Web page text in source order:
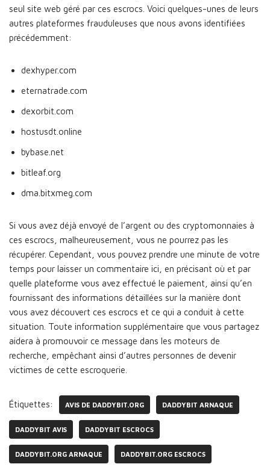
seul site web géré par ces escrocs. Voici quelques-unes de leurs
autres plateformes frauduleuses que nous avons identifiées
précédemment:
dexhyper.com
eternatrade.com
dexorbit.com
hostusdt.online
bybase.net
bitleaf.org
dma.bitxmeg.com
Si vous avez déjà envoyé de l’argent ou des cryptomonnaies à
ces escrocs, malheureusement, vous ne pourrez pas les
récupérer. Cependant, vous pouvez prendre une minute de votre
temps pour laisser un commentaire ici, en précisant où et par
quelle plateforme vous avez effectué le paiement, ainsi qu’en
fournissant des informations détaillées sur la manière dont
vous avez découvert ces escrocs et ce qui a conduit à cette
situation. Toute information supplémentaire que vous partagez
aidera à promouvoir ce message dans les moteurs de
recherche, empêchant ainsi d’autres personnes de devenir
victimes de cette escroquerie.
Étiquettes: AVIS DE DADDYBIT.ORG DADDYBIT ARNAQUE
DADDYBIT AVIS DADDYBIT ESCROCS
DADDYBIT.ORG ARNAQUE DADDYBIT.ORG ESCROCS